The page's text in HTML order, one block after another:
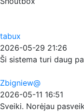
tabux
2026-05-29 21:26
Ši sistema turi daug
Zbigniew@
2026-05-11 16:51
Sveiki. Norėjau